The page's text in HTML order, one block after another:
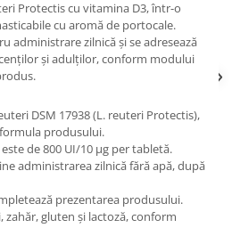
Protectis cu vitamina D3, într-o
cu aromă de portocale.
administrare zilnică și se adresează
și adulților, conform modului
DSM 17938 (L. reuteri Protectis),
produsului.
de 800 UI/10 μg per tabletă.
administrarea zilnică fără apă, după
prezentarea produsului.
gluten și lactoză, conform